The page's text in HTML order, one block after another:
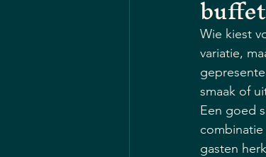
buffet
Wie kiest
variatie,
smaak of
Een goed
gasten